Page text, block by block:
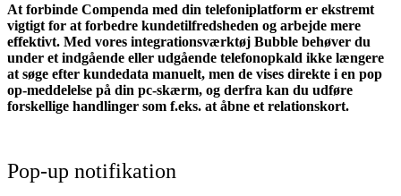
At forbinde Compenda med din telefoniplatform er ekstremt
vigtigt for at forbedre kundetilfredsheden og arbejde mere
effektivt. Med vores integrationsværktøj Bubble behøver du
under et indgående eller udgående telefonopkald ikke længere
at søge efter kundedata manuelt, men de vises direkte i en pop
op-meddelelse på din pc-skærm, og derfra kan du udføre
forskellige handlinger som f.eks. at åbne et relationskort.
Pop-up notifikation